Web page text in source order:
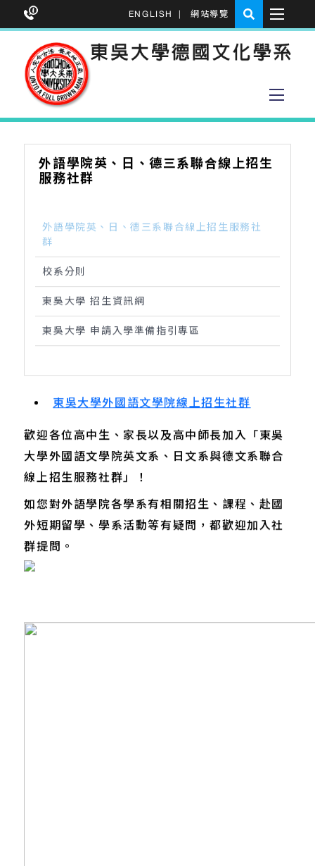
ENGLISH 網站導覽
外語學院英、日、德三系聯合線上招生
服務社群
外語學院英、日、德三系聯合線上招生服務社
群
校系分則
東吳大學 招生資訊網
東吳大學 申請入學準備指引專區
東吳大學外國語文學院線上招生社群
歡迎各位高中生、家長以及高中師長加入「東吳
大學外國語文學院英文系、日文系與德文系聯合
線上招生服務社群」！
如您對外語學院各學系有相關招生、課程、赴國
外短期留學、學系活動等有疑問，都歡迎加入社
群提問。